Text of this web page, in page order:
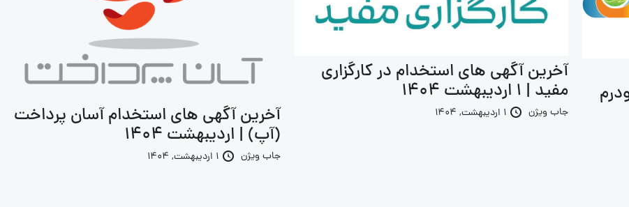
آخرین آگهی های استخدام آسان پرداخت
(آپ) | اردیبهشت 1404
جاب ویژن 1 اردیبهشت, 1404
آخرین آگهی های استخدام در کارگزاری
مفید | 1 اردیبهشت 1404
جاب ویژن 1 اردیبهشت, 1404